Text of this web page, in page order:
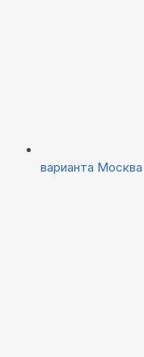
варианта Москва